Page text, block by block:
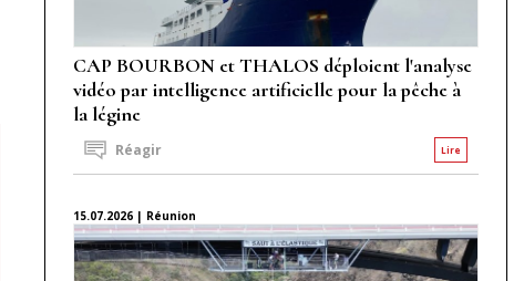
CAP BOURBON et THALOS déploient l'analyse
vidéo par intelligence artificielle pour la pêche à
la légine
Lire
Réagir
15.07.2026 | Réunion